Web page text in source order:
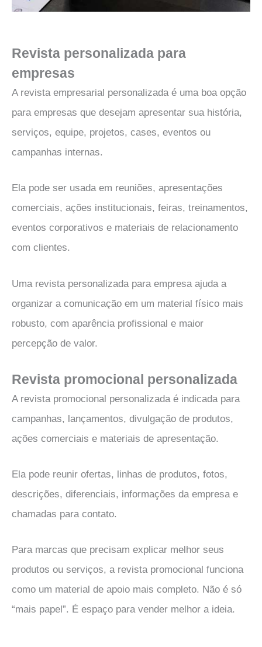
Revista personalizada para
empresas
A revista empresarial personalizada é uma boa opção
para empresas que desejam apresentar sua história,
serviços, equipe, projetos, cases, eventos ou
campanhas internas.
Ela pode ser usada em reuniões, apresentações
comerciais, ações institucionais, feiras, treinamentos,
eventos corporativos e materiais de relacionamento
com clientes.
Uma revista personalizada para empresa ajuda a
organizar a comunicação em um material físico mais
robusto, com aparência profissional e maior
percepção de valor.
Revista promocional personalizada
A revista promocional personalizada é indicada para
campanhas, lançamentos, divulgação de produtos,
ações comerciais e materiais de apresentação.
Ela pode reunir ofertas, linhas de produtos, fotos,
descrições, diferenciais, informações da empresa e
chamadas para contato.
Para marcas que precisam explicar melhor seus
produtos ou serviços, a revista promocional funciona
como um material de apoio mais completo. Não é só
“mais papel”. É espaço para vender melhor a ideia.